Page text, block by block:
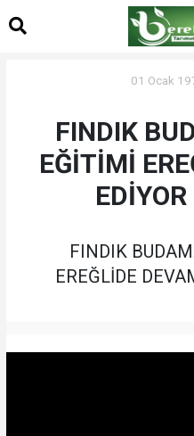
01 Ocak
FINDIK
EĞİTİMİ
FINDIK
EREĞLİDE